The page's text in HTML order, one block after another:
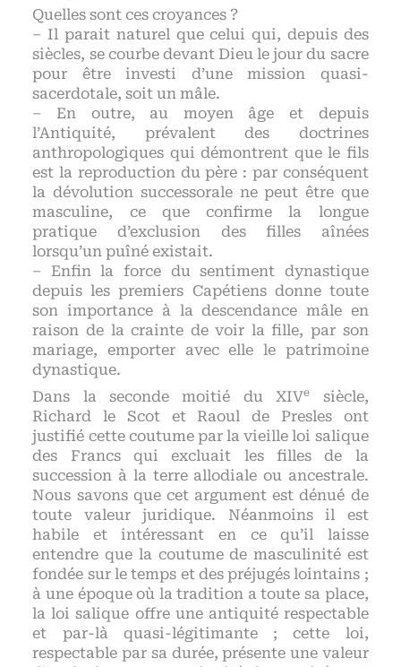
Quelles sont ces croyances ?
– Il parait naturel que celui qui, depuis des
siècles, se courbe devant Dieu le jour du sacre
pour être investi d’une mission quasi-
sacerdotale, soit un mâle.
– En outre, au moyen âge et depuis
l’Antiquité, prévalent des doctrines
anthropologiques qui démontrent que le fils
est la reproduction du père : par conséquent
la dévolution successorale ne peut être que
masculine, ce que confirme la longue
pratique d’exclusion des filles aînées
lorsqu’un puîné existait.
– Enfin la force du sentiment dynastique
depuis les premiers Capétiens donne toute
son importance à la descendance mâle en
raison de la crainte de voir la fille, par son
mariage, emporter avec elle le patrimoine
dynastique.
Dans la seconde moitié du XIVe
siècle,
Richard le Scot et Raoul de Presles ont
justifié cette coutume par la vieille loi salique
des Francs qui excluait les filles de la
succession à la terre allodiale ou ancestrale.
Nous savons que cet argument est dénué de
toute valeur juridique. Néanmoins il est
habile et intéressant en ce qu’il laisse
entendre que la coutume de masculinité est
fondée sur le temps et des préjugés lointains ;
à une époque où la tradition a toute sa place,
la loi salique offre une antiquité respectable
et par-là quasi-légitimante ; cette loi,
respectable par sa durée, présente une valeur